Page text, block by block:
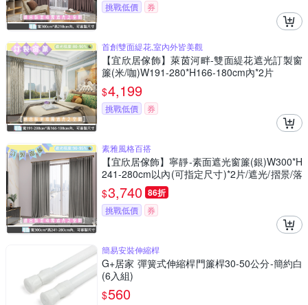
挑戰低價 券
首創雙面緹花,室內外皆美觀
【宜欣居傢飾】萊茵河畔-雙面緹花遮光訂製窗
簾(米/咖)W191-280*H166-180cm內*2片
$4,199
挑戰低價 券
素雅風格百搭
【宜欣居傢飾】寧靜-素面遮光窗簾(銀)W300*H
241-280cm以內(可指定尺寸)*2片/遮光/摺景/落
地/窗簾/台灣製MIT
$3,740 86折
挑戰低價 券
簡易安裝伸縮桿
G+居家 彈簧式伸縮桿門簾桿30-50公分-簡約白
(6入組)
$560